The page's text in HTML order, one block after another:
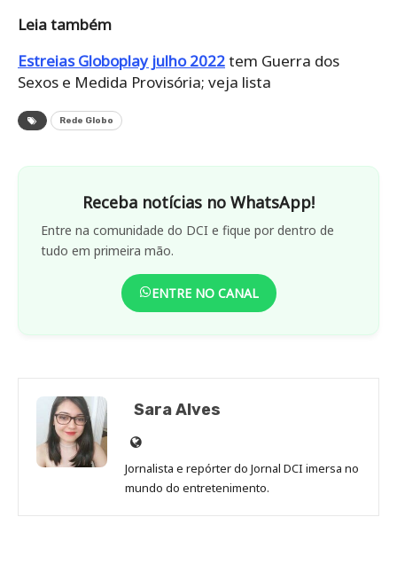
Leia também
Estreias Globoplay julho 2022tem Guerra dos
Sexos e Medida Provisória; veja lista
Rede Globo
Receba notícias no WhatsApp!
Entre na comunidade do DCI e fique por dentro de
tudo em primeira mão.
ENTRE NO CANAL
Sara Alves
Site
de
Sara
Jornalista e repórter do Jornal DCI imersa no
mundo do entretenimento.